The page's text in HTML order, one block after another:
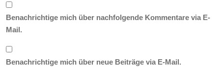
Benachrichtige mich über nachfolgende Kommentare via E-
Mail.
Benachrichtige mich über neue Beiträge via E-Mail.